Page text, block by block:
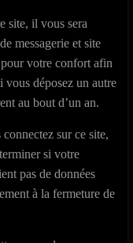
site, il vous sera
messagerie et site
votre confort afin
vous déposez un autre
au bout d’un an.
sur ce site,
si votre
pas de données
à la fermeture de